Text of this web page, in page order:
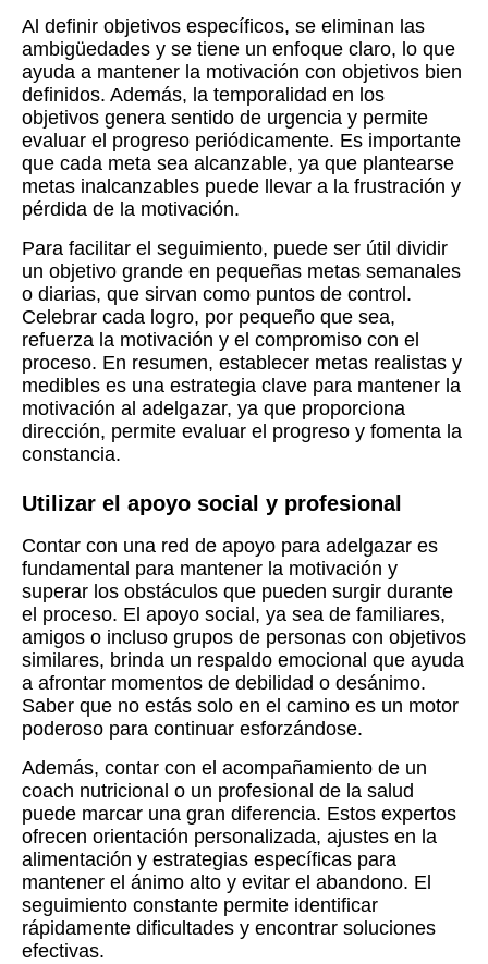
Al definir objetivos específicos, se eliminan las
ambigüedades y se tiene un enfoque claro, lo que
ayuda a mantener la motivación con objetivos bien
definidos. Además, la temporalidad en los
objetivos genera sentido de urgencia y permite
evaluar el progreso periódicamente. Es importante
que cada meta sea alcanzable, ya que plantearse
metas inalcanzables puede llevar a la frustración y
pérdida de la motivación.
Para facilitar el seguimiento, puede ser útil dividir
un objetivo grande en pequeñas metas semanales
o diarias, que sirvan como puntos de control.
Celebrar cada logro, por pequeño que sea,
refuerza la motivación y el compromiso con el
proceso. En resumen, establecer metas realistas y
medibles es una estrategia clave para mantener la
motivación al adelgazar, ya que proporciona
dirección, permite evaluar el progreso y fomenta la
constancia.
Utilizar el apoyo social y profesional
Contar con una red de apoyo para adelgazar es
fundamental para mantener la motivación y
superar los obstáculos que pueden surgir durante
el proceso. El apoyo social, ya sea de familiares,
amigos o incluso grupos de personas con objetivos
similares, brinda un respaldo emocional que ayuda
a afrontar momentos de debilidad o desánimo.
Saber que no estás solo en el camino es un motor
poderoso para continuar esforzándose.
Además, contar con el acompañamiento de un
coach nutricional o un profesional de la salud
puede marcar una gran diferencia. Estos expertos
ofrecen orientación personalizada, ajustes en la
alimentación y estrategias específicas para
mantener el ánimo alto y evitar el abandono. El
seguimiento constante permite identificar
rápidamente dificultades y encontrar soluciones
efectivas.